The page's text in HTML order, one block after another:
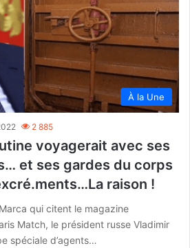
À la Une
2 885
voyagerait avec ses
et ses gardes du corps
raison !
qui citent le magazine
Match, le président russe Vladimir
spéciale d’agents…